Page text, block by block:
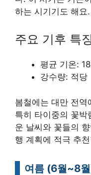
하는 시기기도 해요.
주요 기후 특
평균 기온:
강수량: 적당
봄철에는 대만 전
특히 타이중의 꽃박
운 날씨와 꽃들의
행 계획에 적극 추
여름 (6월~8